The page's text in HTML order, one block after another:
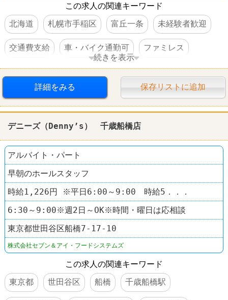
この求人の関連キーワード
北海道
札幌市手稲区 富丘一条 未経験者歓迎
交通費支給 車・バイク通勤可 ファミレス
レストラン びっくりドンキー
続きを表示
詳細をみる 保存リストに追加
デニーズ（Denny’s） 千歳船橋店
アルバイト・パート
早朝のホールスタッフ
時給1,226円 ※平日6:00～9:00 時給5．．．
6:30～9:00※週2日～OK※時間・曜日は応相談
東京都世田谷区船橋7-17-10
株式会社セブン＆アイ・フードシステムズ
この求人の関連キーワード
東京都
世田谷区 船橋 千歳船橋駅